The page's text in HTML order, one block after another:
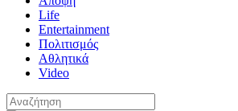
Life
Entertainment
Πολιτισμός
Αθλητικά
Video